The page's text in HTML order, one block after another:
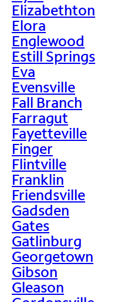
Elizabethton
Elora
Englewood
Estill Springs
Eva
Evensville
Fall Branch
Farragut
Fayetteville
Finger
Flintville
Franklin
Friendsville
Gadsden
Gates
Gatlinburg
Georgetown
Gibson
Gleason